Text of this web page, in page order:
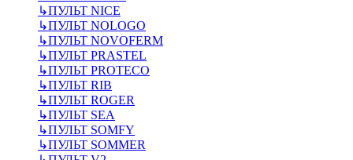
↳ПУЛЬТ NICE
↳ПУЛЬТ NOLOGO
↳ПУЛЬТ NOVOFERM
↳ПУЛЬТ PRASTEL
↳ПУЛЬТ PROTECO
↳ПУЛЬТ RIB
↳ПУЛЬТ ROGER
↳ПУЛЬТ SEA
↳ПУЛЬТ SOMFY
↳ПУЛЬТ SOMMER